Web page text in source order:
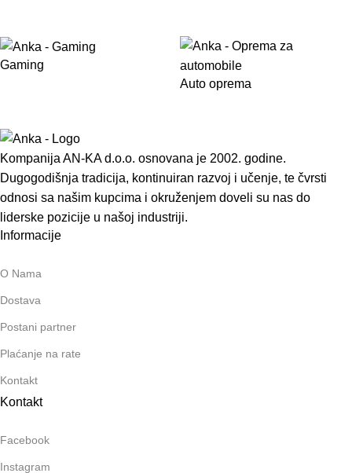
Gaming
Auto oprema
Kompanija AN-KA d.o.o. osnovana je 2002. godine.
Dugogodišnja tradicija, kontinuiran razvoj i učenje, te čvrsti
odnosi sa našim kupcima i okruženjem doveli su nas do
liderske pozicije u našoj industriji.
Informacije
O Nama
Dostava
Postani partner
Plaćanje na rate
Kontakt
Kontakt
Facebook
Instagram